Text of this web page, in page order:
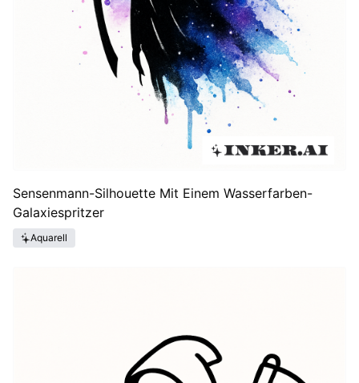
Sensenmann-Silhouette Mit Einem Wasserfarben-
Galaxiespritzer
Aquarell